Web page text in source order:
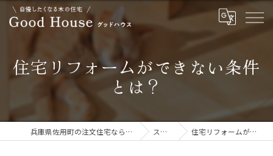
住宅リフォームができない条件
とは？
兵庫県佐用町の注文住宅ならGOOD HOUSE グッドハウス ストーリー 住宅リフォームができない条件とは？